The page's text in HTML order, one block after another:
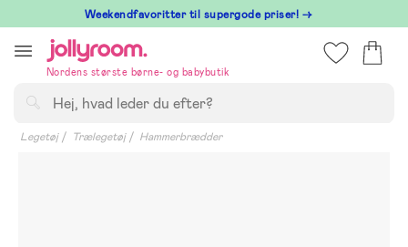
till
innehållet
⁠ Weekendfavoritter til supergode priser! →
Nordens største børne- og babybutik
Legetøj Trælegetøj Hammerbrædder